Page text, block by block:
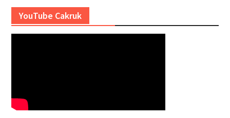
YouTube Cakruk